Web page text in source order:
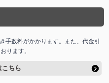
手数料がかかります。また、代金引
ります。
こちら